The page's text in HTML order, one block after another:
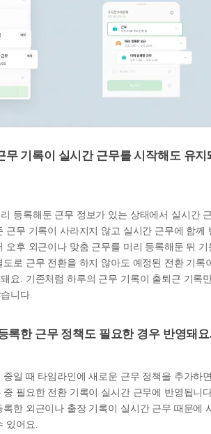
무 기록이 실시간 근무를 시작해도 유지
등록해둔 근무 정보가 있는 상태에서 실시간
근무 기록이 사라지지 않고 실시간 근무에 함께
오후 외근이나 맞춤 근무를 미리 등록해둔 뒤 기
도로 근무 전환을 하지 않아도 예정된 전환 기록
요. 기존처럼 하루의 근무 기록이 출퇴근 기록
니다.
록한 근무 정책도 필요한 경우 반영돼
중일 때 타임라인에 새로운 근무 정책을 추가하
중 필요한 전환 기록이 실시간 근무에 반영됩니
록한 외근이나 출장 기록이 실시간 근무 때문에
있어요.